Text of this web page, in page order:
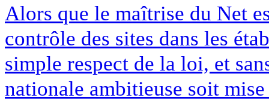
Alors que le maîtrise du Net
contrôle des sites dans les
simple respect de la loi, et
nationale ambitieuse soit